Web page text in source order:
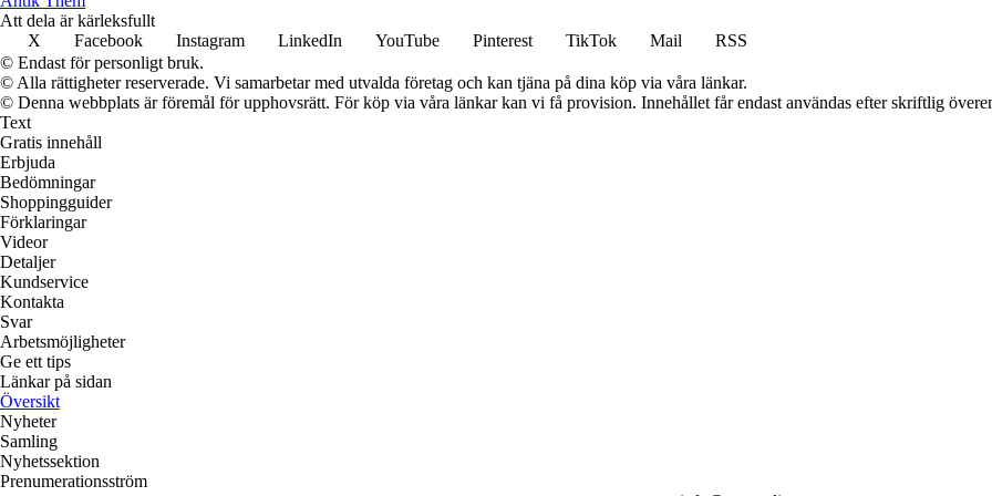
Att dela är kärleksfullt
X
Facebook Instagram LinkedIn YouTube Pinterest TikTok Mail
RSS
© Endast för personligt bruk.
© Alla rättigheter reserverade. Vi samarbetar med utvalda företag och kan tjäna på dina köp via våra länkar.
© Denna webbplats är föremål för upphovsrätt. För köp via våra länkar kan vi få provision. Innehållet får endast användas efter skriftlig
Text
Gratis innehåll
Erbjuda
Bedömningar
Shoppingguider
Förklaringar
Videor
Detaljer
Kundservice
Kontakta
Svar
Arbetsmöjligheter
Ge ett tips
Länkar på sidan
Översikt
Nyheter
Samling
Nyhetssektion
Prenumerationsström